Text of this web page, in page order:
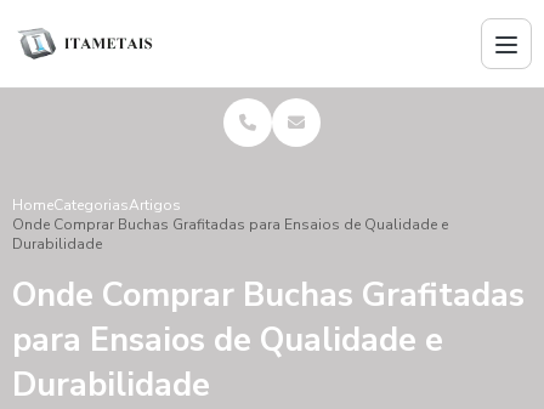
HomeCategoriasArtigos
Onde Comprar Buchas Grafitadas para Ensaios de Qualidade e
Durabilidade
Onde Comprar Buchas Grafitadas
para Ensaios de Qualidade e
Durabilidade